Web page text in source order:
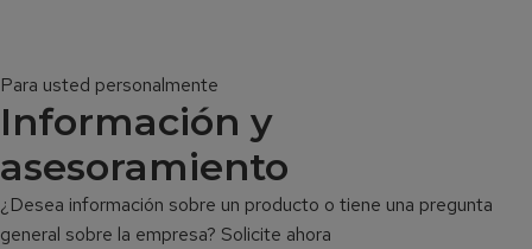
Para usted personalmente
Información y
asesoramiento
¿Desea información sobre un producto o tiene una pregunta
general sobre la empresa? Solicite ahora